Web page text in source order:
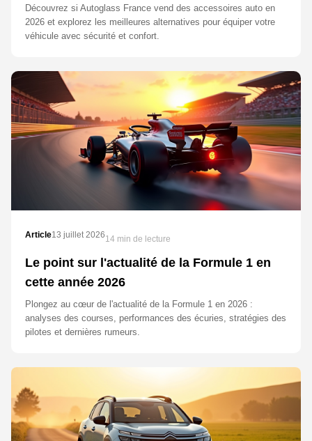
Découvrez si Autoglass France vend des accessoires auto en
2026 et explorez les meilleures alternatives pour équiper votre
véhicule avec sécurité et confort.
Article13 juillet 202614 min de lecture
Le point sur l'actualité de la Formule 1 en
cette année 2026
Plongez au cœur de l'actualité de la Formule 1 en 2026 :
analyses des courses, performances des écuries, stratégies des
pilotes et dernières rumeurs.